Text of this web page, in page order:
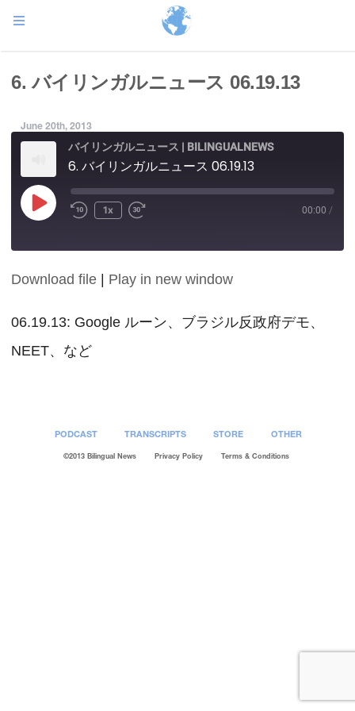
6. バイリンガルニュース 06.19.13
June 20th, 2013
バイリンガルニュース | BILINGUALNEWS
6. バイリンガルニュース 06.19.13
Play
Episode
1x 00:00 /
SHARE
LINK
EMBED
Download file Play in new window
06.19.13: Google ルーン、ブラジル反政府デモ、
NEET、など
PODCAST TRANSCRIPTS STORE OTHER
©2013 Bilingual News Privacy Policy Terms & Conditions